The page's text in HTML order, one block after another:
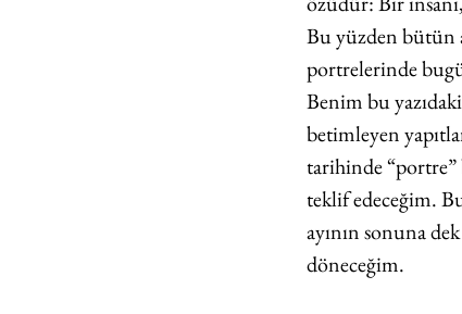
Bu yüzden bütün
portrelerinde
Benim bu
betimleyen
tarihinde “portre”
teklif edeceğim.
ayının sonuna
döneceğim.